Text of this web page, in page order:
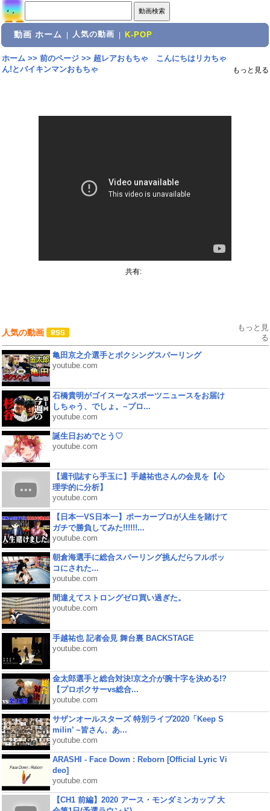
動画 ホーム 人気の動画 K-POP
ホーム>> 前のページ>> 超レアおもちゃ こんにちはリカちゃ
ん!とバイキンマンおもちゃ
もっと見る
共有:
人気の動画
もっと見
る
亀田京之介選手とボクシングスパーリング
youtube.com
石橋貴明がゴイスーなスポーツニュースをお届け
しちゃう、でしょ。~プロ...
youtube.com
誕生日おめでとう♡
youtube.com
【週刊誌すら手玉に】手越祐也さんの会見を【心
理学的に分析】
youtube.com
【日本一VS日本一】ポーカープロが人生を賭けて
ガチで勝負してみた!!!!!!...
youtube.com
朝倉海選手に総合スパーリング挑んだらフルボッ
コにされた...
youtube.com
間違えてストロングゼロ買い過ぎた。
youtube.com
手越祐也 記者会見 舞台裏 BACKSTAGE
youtube.com
金太郎選手と総合対決!京之介が腕十字を決める!?
【プロボクサーvs総合...
youtube.com
サザンオールスターズ 特別ライブ2020「Keep S
milin’ ~皆さん、あ...
youtube.com
ARASHI - Face Down : Reborn [Official Lyric Vi
deo]
youtube.com
【CH1 前編】2020 アース・モンダミンカップ 大